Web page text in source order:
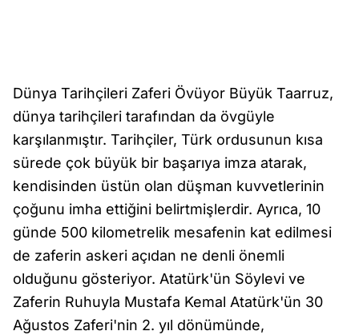
Dünya Tarihçileri Zaferi Övüyor Büyük Taarruz,
dünya tarihçileri tarafından da övgüyle
karşılanmıştır. Tarihçiler, Türk ordusunun kısa
sürede çok büyük bir başarıya imza atarak,
kendisinden üstün olan düşman kuvvetlerinin
çoğunu imha ettiğini belirtmişlerdir. Ayrıca, 10
günde 500 kilometrelik mesafenin kat edilmesi
de zaferin askeri açıdan ne denli önemli
olduğunu gösteriyor. Atatürk'ün Söylevi ve
Zaferin Ruhuyla Mustafa Kemal Atatürk'ün 30
Ağustos Zaferi'nin 2. yıl dönümünde,